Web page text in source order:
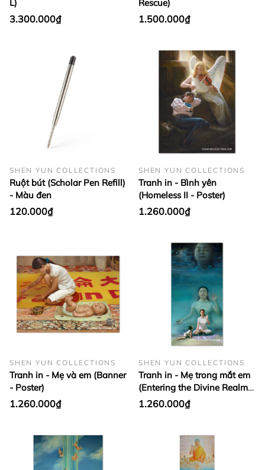
L)
3.300.000₫
Rescue)
1.500.000₫
SHEN YUN COLLECTIONS
Ruột bút (Scholar Pen Refill)
- Màu đen
120.000₫
SHEN YUN COLLECTIONS
Tranh in - Bình yên
(Homeless II - Poster)
1.260.000₫
SHEN YUN COLLECTIONS
Tranh in - Mẹ và em (Banner
- Poster)
1.260.000₫
SHEN YUN COLLECTIONS
Tranh in - Mẹ trong mắt em
(Entering the Divine Realm -
Poster)
1.260.000₫